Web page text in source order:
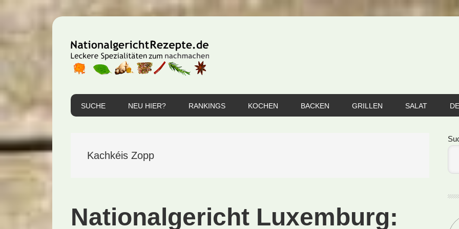
Hauptnavigation
SUCHE NEU HIER? RANKINGS KOCHEN BACKEN GRILLEN SALAT
Kachkéis Zopp
Nationalgericht Luxemburg: